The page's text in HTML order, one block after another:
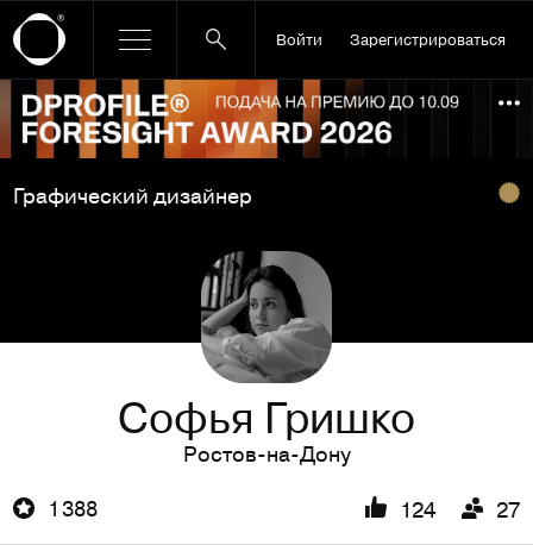
Войти Зарегистрироваться
Ссылка баннера
Графический дизайнер
Софья Гришко
Ростов-на-Дону
1 388
124 27